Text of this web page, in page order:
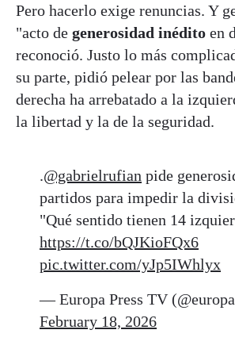
Pero hacerlo exige renuncias. Y
"acto de generosidad inédito en
reconoció. Justo lo más
su parte, pidió pelear por las
derecha ha arrebatado a la
la libertad y la de la seguridad.
.@gabrielrufian pide
partidos para impedir la
"Qué sentido tienen 14
https://t.co/bQJKioFQx6
pic.twitter.com/yJp5IWhlyx
— Europa Press TV
February 18, 2026